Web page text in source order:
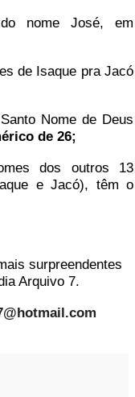
nome José, em
de Isaque pra Jacó
Nome de Deus
de 26;
dos outros 13
e Jacó), têm o
surpreendentes
Arquivo 7.